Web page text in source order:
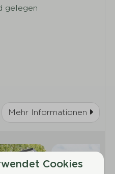
gelegen
Mehr Informationen
Cookies